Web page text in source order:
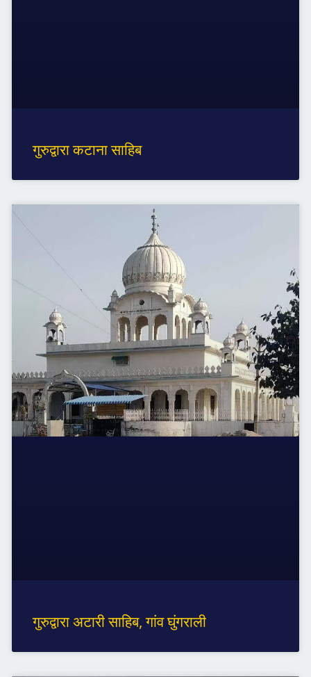
गुरुद्वारा कटाना साहिब
गुरुद्वारा अटारी साहिब, गांव घुंगराली